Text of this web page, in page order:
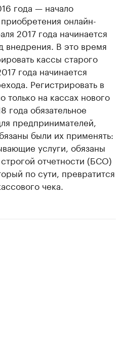
года — начало
онлайн-
2017 года начинается
внедрения. В это время
кассы старого
года начинается
Регистрировать в
на кассах нового
года обязательное
предпринимателей,
были их применять:
услуги, обязаны
отчетности (БСО)
по сути, превратится
чека.